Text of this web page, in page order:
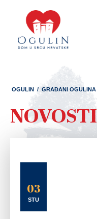
OGULIN / GRAĐANI OGULINA
NOVOSTI
03
STU